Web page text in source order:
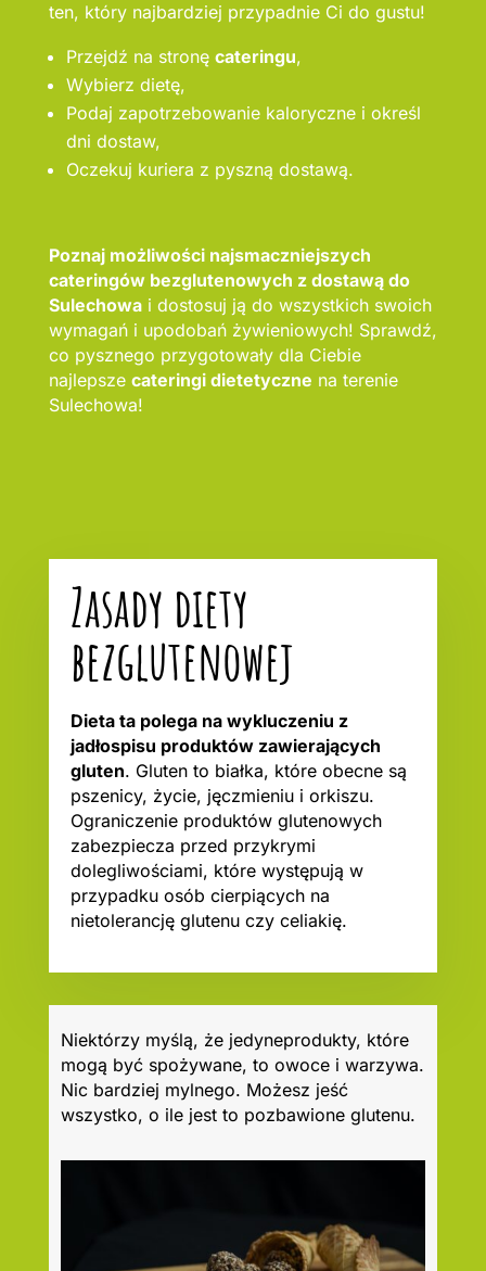
ten, który najbardziej przypadnie Ci do gustu!
Przejdź na stronę cateringu,
Wybierz dietę,
Podaj zapotrzebowanie kaloryczne i określ
dni dostaw,
Oczekuj kuriera z pyszną dostawą.
Poznaj możliwości najsmaczniejszych
cateringów bezglutenowych z dostawą do
Sulechowai dostosuj ją do wszystkich swoich
wymagań i upodobań żywieniowych! Sprawdź,
co pysznego przygotowały dla Ciebie
najlepsze cateringi dietetyczne na terenie
Sulechowa!
Zasady diety
bezglutenowej
Dieta ta polega na wykluczeniu z
jadłospisu produktów zawierających
gluten. Gluten to białka, które obecne są
pszenicy, życie, jęczmieniu i orkiszu.
Ograniczenie produktów glutenowych
zabezpiecza przed przykrymi
dolegliwościami, które występują w
przypadku osób cierpiących na
nietolerancję glutenu czy celiakię.
Niektórzy myślą, że jedyneprodukty, które
mogą być spożywane, to owoce i warzywa.
Nic bardziej mylnego. Możesz jeść
wszystko, o ile jest to pozbawione glutenu.